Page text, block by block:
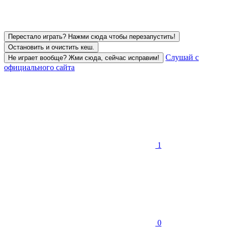
Перестало играть? Нажми сюда чтобы перезапустить!
Остановить и очистить кеш.
Не играет вообще? Жми сюда, сейчас исправим!
Слушай с
официального сайта
1
0